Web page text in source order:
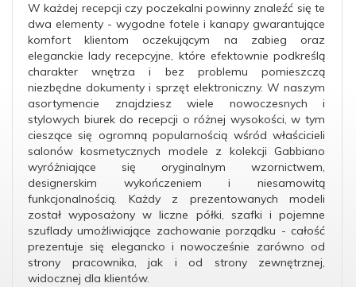
W każdej recepcji czy poczekalni powinny znaleźć się te
dwa elementy - wygodne fotele i kanapy gwarantujące
komfort klientom oczekującym na zabieg oraz
eleganckie lady recepcyjne, które efektownie podkreślą
charakter wnętrza i bez problemu pomieszczą
niezbędne dokumenty i sprzęt elektroniczny. W naszym
asortymencie znajdziesz wiele nowoczesnych i
stylowych biurek do recepcji o różnej wysokości, w tym
cieszące się ogromną popularnością wśród właścicieli
salonów kosmetycznych modele z kolekcji Gabbiano
wyróżniające się oryginalnym wzornictwem,
designerskim wykończeniem i niesamowitą
funkcjonalnością. Każdy z prezentowanych modeli
został wyposażony w liczne półki, szafki i pojemne
szuflady umożliwiające zachowanie porządku - całość
prezentuje się elegancko i nowocześnie zarówno od
strony pracownika, jak i od strony zewnętrznej,
widocznej dla klientów.